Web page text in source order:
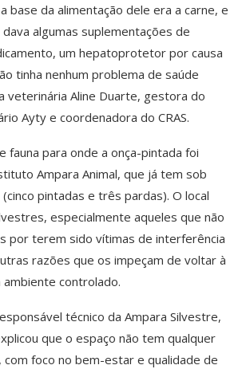
base da alimentação dele era a carne, e
algumas suplementações de
um hepatoprotetor por causa
tinha nenhum problema de saúde
veterinária Aline Duarte, gestora do
Ayty e coordenadora do CRAS.
fauna para onde a onça-pintada foi
Ampara Animal, que já tem sob
pintadas e três pardas). O local
especialmente aqueles que não
por terem sido vítimas de interferência
razões que os impeçam de voltar à
controlado.
técnico da Ampara Silvestre,
que o espaço não tem qualquer
foco no bem-estar e qualidade de